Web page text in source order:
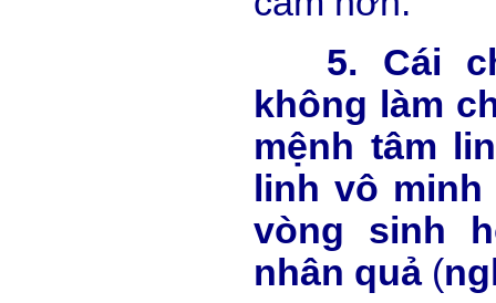
5. Cái
không làm
mệnh tâm
linh vô
vòng sinh
nhân quả (